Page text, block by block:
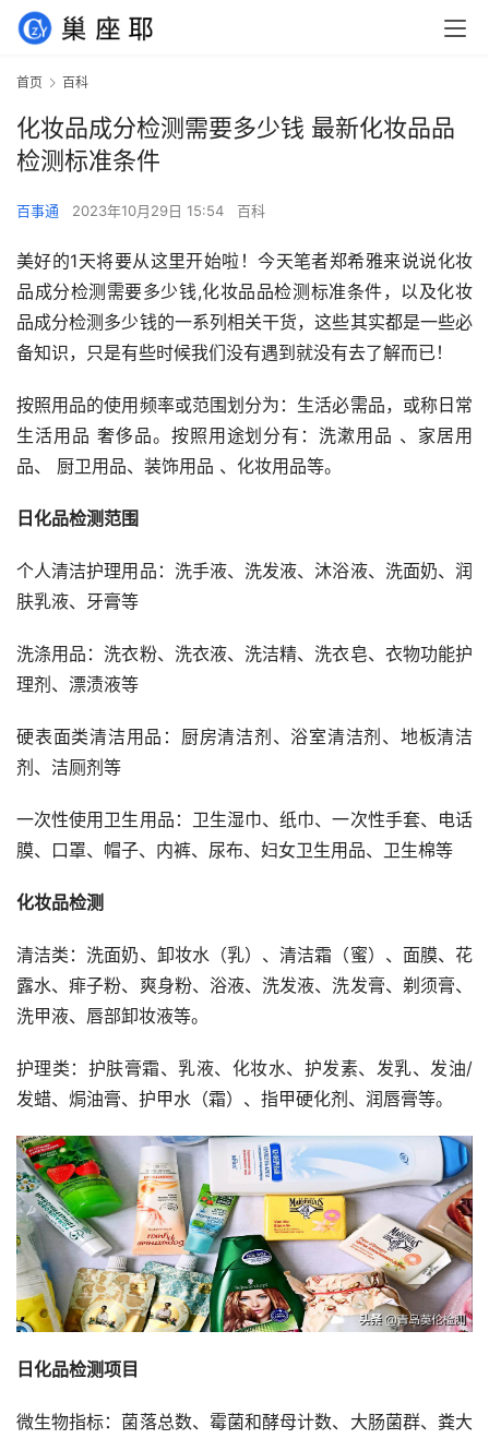
首页 百科
化妆品成分检测需要多少钱 最新化妆品品
检测标准条件
百事通 2023年10月29日 15:54 百科
美好的1天将要从这里开始啦！今天笔者郑希雅来说说化妆
品成分检测需要多少钱,化妆品品检测标准条件，以及化妆
品成分检测多少钱的一系列相关干货，这些其实都是一些必
备知识，只是有些时候我们没有遇到就没有去了解而已！
按照用品的使用频率或范围划分为：生活必需品，或称日常
生活用品 奢侈品。按照用途划分有：洗漱用品 、家居用
品、 厨卫用品、装饰用品 、化妆用品等。
日化品检测范围
个人清洁护理用品：洗手液、洗发液、沐浴液、洗面奶、润
肤乳液、牙膏等
洗涤用品：洗衣粉、洗衣液、洗洁精、洗衣皂、衣物功能护
理剂、漂渍液等
硬表面类清洁用品：厨房清洁剂、浴室清洁剂、地板清洁
剂、洁厕剂等
一次性使用卫生用品：卫生湿巾、纸巾、一次性手套、电话
膜、口罩、帽子、内裤、尿布、妇女卫生用品、卫生棉等
化妆品检测
清洁类：洗面奶、卸妆水（乳）、清洁霜（蜜）、面膜、花
露水、痱子粉、爽身粉、浴液、洗发液、洗发膏、剃须膏、
洗甲液、唇部卸妆液等。
护理类：护肤膏霜、乳液、化妆水、护发素、发乳、发油/
发蜡、焗油膏、护甲水（霜）、指甲硬化剂、润唇膏等。
日化品检测项目
微生物指标：菌落总数、霉菌和酵母计数、大肠菌群、粪大